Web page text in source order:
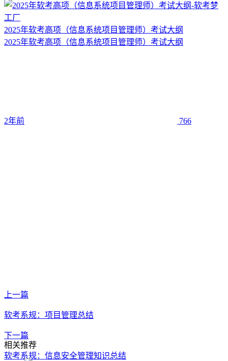
2025年软考高项（信息系统项目管理师）考试大纲
2025年软考高项（信息系统项目管理师）考试大纲
2年前 766
上一篇
软考系规：项目管理总结
下一篇
软考系规：信息安全管理知识总结
相关推荐